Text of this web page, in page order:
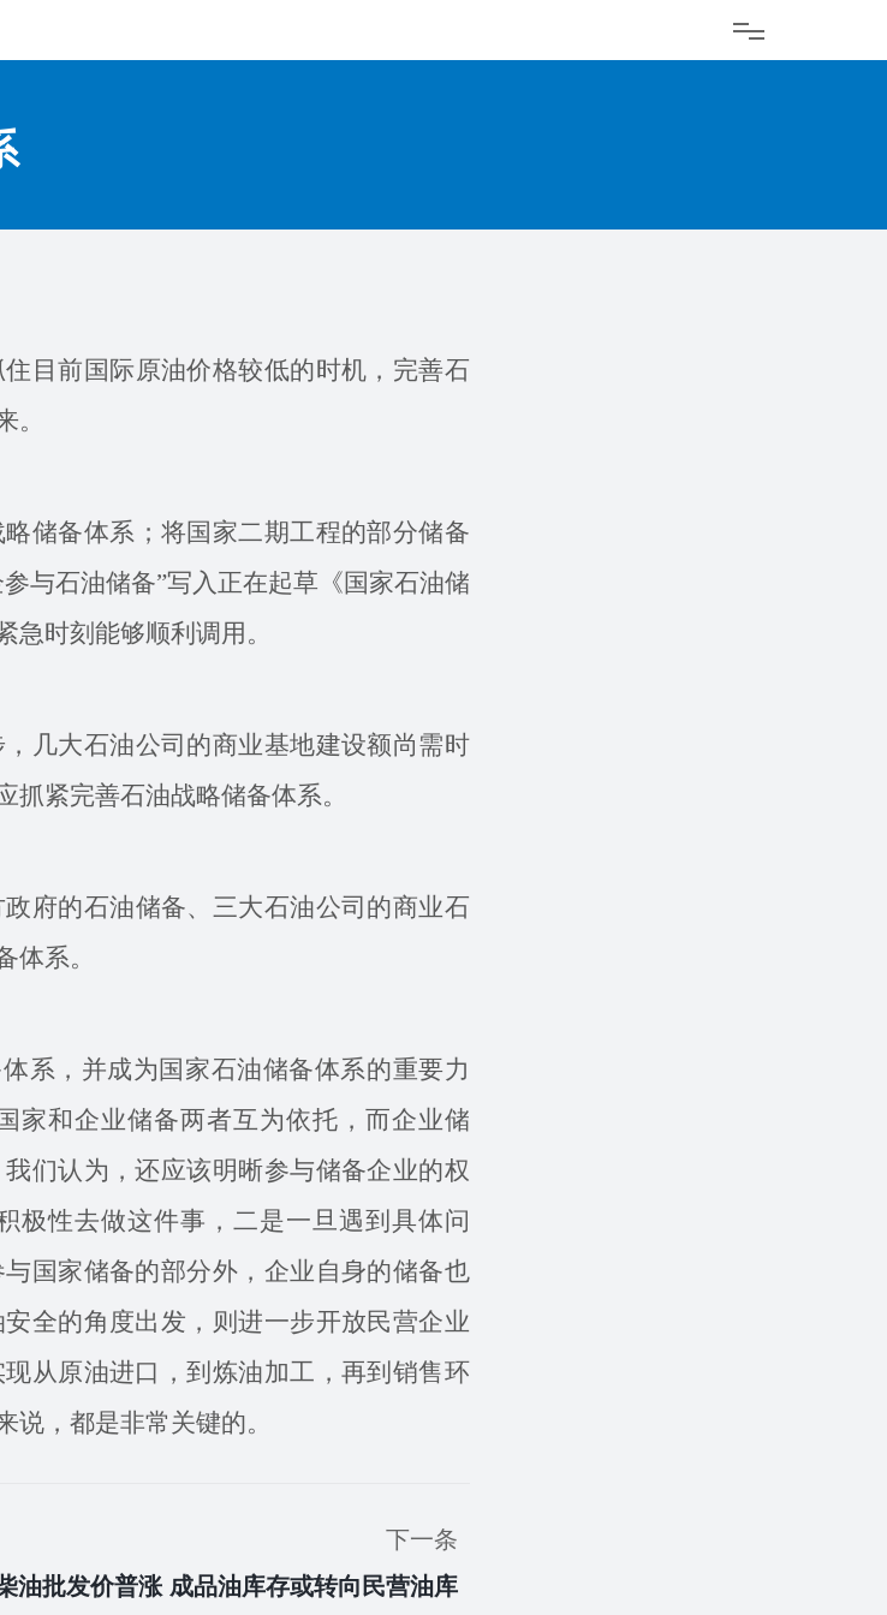
目前国际原油价格较低的时机，完善石
储备体系；将国家二期工程的部分储备
与石油储备”写入正在起草《国家石油储
时刻能够顺利调用。
几大石油公司的商业基地建设额尚需时
紧完善石油战略储备体系。
府的石油储备、三大石油公司的商业石
系。
，并成为国家石油储备体系的重要力
家和企业储备两者互为依托，而企业储
们认为，还应该明晰参与储备企业的权
极性去做这件事，二是一旦遇到具体问
国家储备的部分外，企业自身的储备也
全的角度出发，则进一步开放民营企业
从原油进口，到炼油加工，再到销售环
，都是非常关键的。
下一条
油批发价普涨 成品油库存或转向民营油库